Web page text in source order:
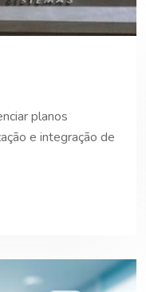
planos
e integração de